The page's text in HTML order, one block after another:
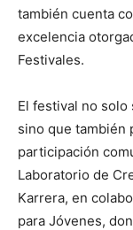
también cuenta
excelencia
Festivales.
El festival no solo
sino que también
participación
Laboratorio de
Karrera, en
para Jóvenes,